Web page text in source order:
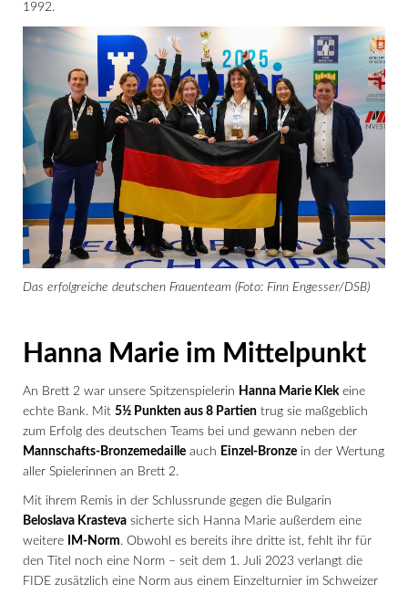
1992.
Das erfolgreiche deutschen Frauenteam (Foto: Finn Engesser/DSB)
Hanna Marie im Mittelpunkt
An Brett 2 war unsere Spitzenspielerin Hanna Marie Klekeine
echte Bank. Mit 5½ Punkten aus 8 Partien trug sie maßgeblich
zum Erfolg des deutschen Teams bei und gewann neben der
Mannschafts-Bronzemedaille auch Einzel-Bronze in der Wertung
aller Spielerinnen an Brett 2.
Mit ihrem Remis in der Schlussrunde gegen die Bulgarin
Beloslava Krasteva sicherte sich Hanna Marie außerdem eine
weitere
IM-Norm. Obwohl es bereits ihre dritte ist, fehlt ihr für
den Titel noch eine Norm – seit dem 1. Juli 2023 verlangt die
FIDE zusätzlich eine Norm aus einem Einzelturnier im Schweizer